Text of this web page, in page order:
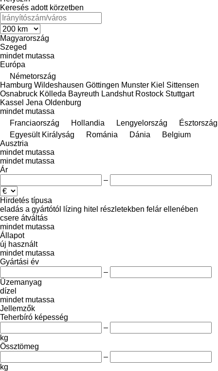
Keresés adott körzetben
Magyarország
Szeged
mindet mutassa
Európa
Németország
Hamburg Wildeshausen Göttingen Munster Kiel Sittensen
Osnabruck Kölleda Bayreuth Landshut Rostock Stuttgart
Kassel Jena Oldenburg
mindet mutassa
Franciaország
Hollandia Lengyelország
Észtország
Egyesült Királyság
Románia Dánia
Belgium
Ausztria
mindet mutassa
mindet mutassa
Ár
–
Hirdetés típusa
eladás a gyártótól lízing hitel részletekben felár ellenében
csere átváltás
mindet mutassa
Állapot
új használt
mindet mutassa
Gyártási év
–
Üzemanyag
dízel
mindet mutassa
Jellemzők
Teherbíró képesség
–
kg
Össztömeg
–
kg